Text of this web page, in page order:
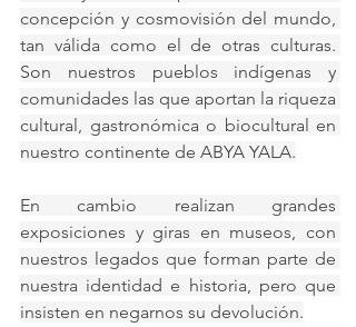
concepción y cosmovisión del mundo,
tan válida como el de otras culturas.
Son nuestros pueblos indígenas y
comunidades las que aportan la riqueza
cultural, gastronómica o biocultural en
nuestro continente de ABYA YALA.
En cambio realizan grandes
exposiciones y giras en museos, con
nuestros legados que forman parte de
nuestra identidad e historia, pero que
insisten en negarnos su devolución.